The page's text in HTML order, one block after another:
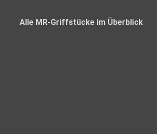
Alle MR-Griffstücke im Überblick